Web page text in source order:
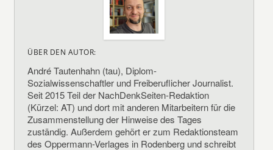
ÜBER DEN AUTOR:
André Tautenhahn (tau), Diplom-
Sozialwissenschaftler und Freiberuflicher Journalist.
Seit 2015 Teil der NachDenkSeiten-Redaktion
(Kürzel: AT) und dort mit anderen Mitarbeitern für die
Zusammenstellung der Hinweise des Tages
zuständig. Außerdem gehört er zum Redaktionsteam
des Oppermann-Verlages in Rodenberg und schreibt